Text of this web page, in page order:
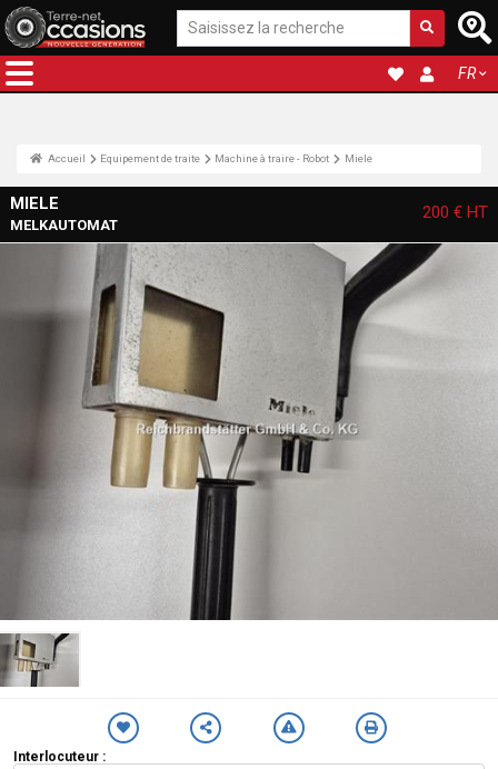
FR
Accueil Equipement de traite Machine à traire - Robot Miele
MIELE
MELKAUTOMAT
200 € HT
Interlocuteur :